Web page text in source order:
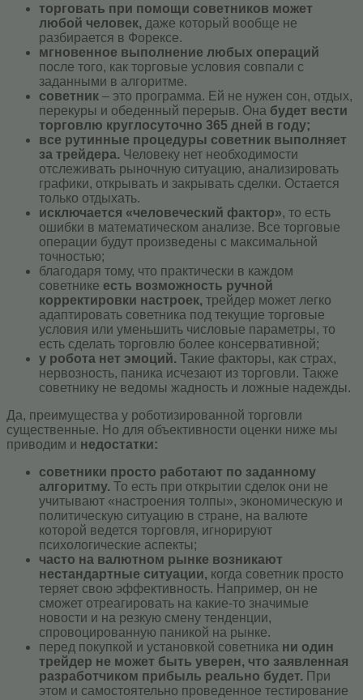
торговать при помощи советников может
любой человек, даже который вообще не
разбирается в Форексе.
мгновенное выполнение любых операций
после того, как торговые условия совпали с
заданными в алгоритме.
советник – это программа. Ей не нужен сон, отдых,
перекуры и обеденный перерыв. Она будет вести
торговлю круглосуточно 365 дней в году;
все рутинные процедуры советник выполняет
за трейдера. Человеку нет необходимости
отслеживать рыночную ситуацию, анализировать
графики, открывать и закрывать сделки. Остается
только отдыхать.
исключается «человеческий фактор», то есть
ошибки в математическом анализе. Все торговые
операции будут произведены с максимальной
точностью;
благодаря тому, что практически в каждом
советнике есть возможность ручной
корректировки настроек, трейдер может легко
адаптировать советника под текущие торговые
условия или уменьшить числовые параметры, то
есть сделать торговлю более консервативной;
у робота нет эмоций. Такие факторы, как страх,
нервозность, паника исчезают из торговли. Также
советнику не ведомы жадность и ложные надежды.
Да, преимущества у роботизированной торговли
существенные. Но для объективности оценки ниже мы
приводим и недостатки:
советники просто работают по заданному
алгоритму. То есть при открытии сделок они не
учитывают «настроения толпы», экономическую и
политическую ситуацию в стране, на валюте
которой ведется торговля, игнорируют
психологические аспекты;
часто на валютном рынке возникают
нестандартные ситуации, когда советник просто
теряет свою эффективность. Например, он не
сможет отреагировать на какие-то значимые
новости и на резкую смену тенденции,
спровоцированную паникой на рынке.
перед покупкой и установкой советника ни один
трейдер не может быть уверен, что заявленная
разработчиком прибыль реально будет. При
этом и самостоятельно проведенное тестирование